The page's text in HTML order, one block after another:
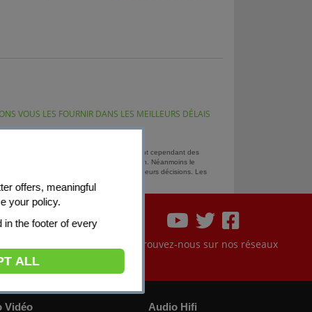
VOUS LES FOURNIR DANS LES MEILLEURS DÉLAIS
des tendances du marché. Ils constituent cependant des
de ne pas être disponibles en magasin. Néanmoins le
préavis. Nos propositions dépendent de leurs décisions. Les
Retrouvez-nous sur nos réseaux
Vidéo Audio Hifi
offers, meaningful
your policy.
in the footer of every
ALL